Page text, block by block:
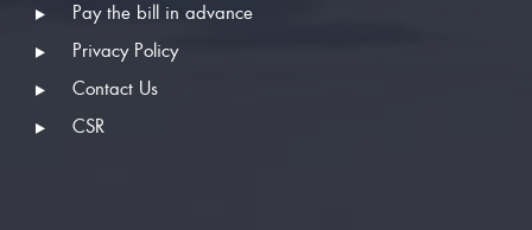
Pay the bill in advance
Privacy Policy
Contact Us
CSR